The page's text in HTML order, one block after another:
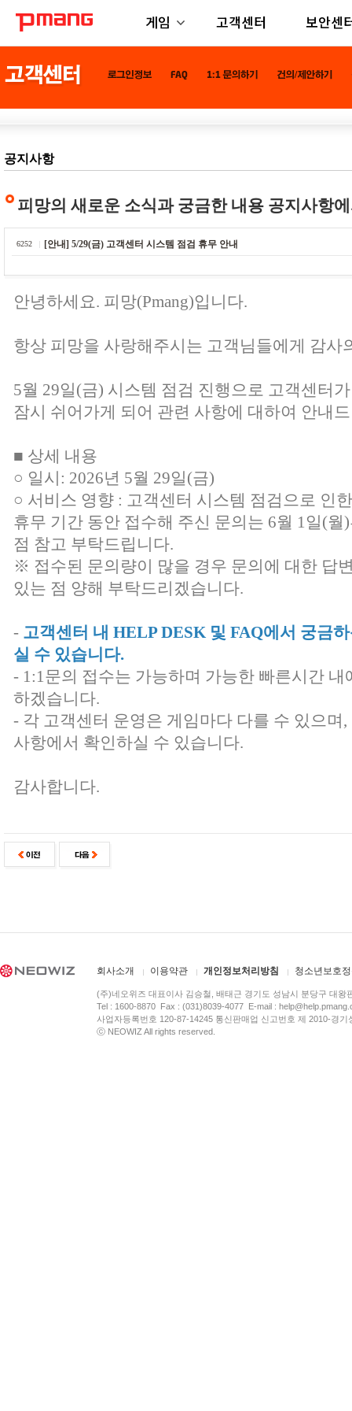
게임 고객센터 보안센
공지사항
피망의 새로운 소식과 궁금한 내용 공지사항
6252 [안내] 5/29(금) 고객센터 시스템 점검 휴무 안내
안녕하세요. 피망(Pmang)입니다.
항상 피망을 사랑해주시는 고객님들에게 감사
5월 29일(금) 시스템 점검 진행으로 고객센터가
잠시 쉬어가게 되어 관련 사항에 대하여 안내
■ 상세 내용
○ 일시: 2026년 5월 29일(금)
○ 서비스 영향 : 고객센터 시스템 점검으로 인
휴무 기간 동안 접수해 주신 문의는 6월 1일(
점 참고 부탁드립니다.
※ 접수된 문의량이 많을 경우 문의에 대한 답
있는 점 양해 부탁드리겠습니다.
- 고객센터 내 HELP DESK 및 FAQ에서 궁금
실 수 있습니다.
- 1:1문의 접수는 가능하며 가능한 빠른시간
하겠습니다.
- 각 고객센터 운영은 게임마다 다를 수 있으며
사항에서 확인하실 수 있습니다.
감사합니다.
회사소개 이용약관 개인정보처리방침 청소년보호
(주)네오위즈 대표이사 김승철, 배태근 경기도 성남시 분당구 대왕
Tel : 1600-8870 Fax : (031)8039-4077 E-mail :
사업자등록번호 120-87-14245 통신판매업 신고번호 제 2010-경
ⓒ NEOWIZ All rights reserved.